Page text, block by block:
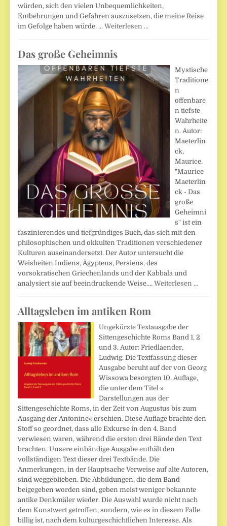
würden, sich den vielen Unbequemlichkeiten,
Entbehrungen und Gefahren auszusetzen, die meine Reise
im Gefolge haben würde. ...Weiterlesen …
Das große Geheimnis
Mystische
Traditione
n
offenbare
n tiefste
Wahrheite
n. Autor:
Maeterlin
ck,
Maurice.
"Maurice
Maeterlin
ck - Das
große
Geheimni
s" ist ein
faszinierendes und tiefgründiges Buch, das sich mit den
philosophischen und okkulten Traditionen verschiedener
Kulturen auseinandersetzt. Der Autor untersucht die
Weisheiten Indiens, Ägyptens, Persiens, des
vorsokratischen Griechenlands und der Kabbala und
analysiert sie auf beeindruckende Weise.…Weiterlesen …
Alltagsleben im antiken Rom
Ungekürzte Textausgabe der
Sittengeschichte Roms Band 1, 2
und 3. Autor: Friedlaender,
Ludwig. Die Textfassung dieser
Ausgabe beruht auf der von Georg
Wissowa besorgten 10. Auflage,
die unter dem Titel »
Darstellungen aus der
Sittengeschichte Roms, in der Zeit von Augustus bis zum
Ausgang der Antonine« erschien. Diese Auflage brachte den
Stoff so geordnet, dass alle Exkurse in den 4. Band
verwiesen waren, während die ersten drei Bände den Text
brachten. Unsere einbändige Ausgabe enthält den
vollständigen Text dieser drei Textbände. Die
Anmerkungen, in der Hauptsache Verweise auf alte Autoren,
sind weggeblieben. Die Abbildungen, die dem Band
beigegeben worden sind, geben meist weniger bekannte
antike Denkmäler wieder. Die Auswahl wurde nicht nach
dem Kunstwert getroffen, sondern, wie es in diesem Falle
billig ist, nach dem kulturgeschichtlichen Interesse. Als